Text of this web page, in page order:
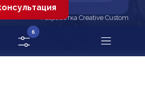
Разработка Creative Custom
6